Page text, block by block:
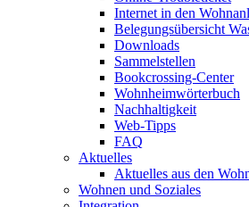
Internet in den
Belegungsübersicht
Downloads
Sammelstellen
Bookcrossing-Center
Wohnheimwörterbuch
Nachhaltigkeit
Web-Tipps
FAQ
Aktuelles
Aktuelles aus den
Wohnen und Soziales